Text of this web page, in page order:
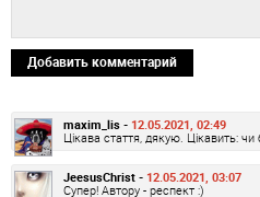
Добавить комментарий
maxim_lis - 12.05.2021, 02:49
Цікава стаття, дякую. Цікавить:
JeesusChrist - 12.05.2021, 03:07
Супер! Автору - респект :)